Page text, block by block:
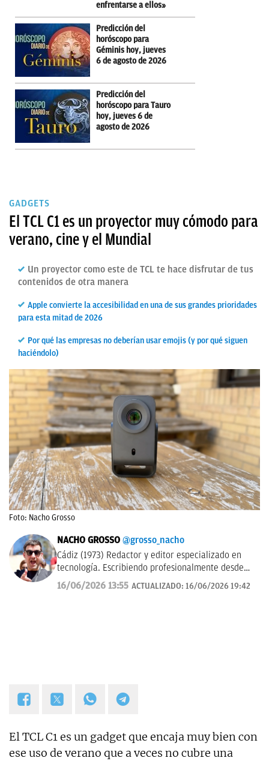
enfrentarse a ellos»
Predicción del
horóscopo para
Géminis hoy, jueves
6 de agosto de 2026
Predicción del
horóscopo para Tauro
hoy, jueves 6 de
agosto de 2026
GADGETS
El TCL C1 es un proyector muy cómodo para
verano, cine y el Mundial
Un proyector como este de TCL te hace disfrutar de tus
contenidos de otra manera
Apple convierte la accesibilidad en una de sus grandes prioridades
para esta mitad de 2026
Por qué las empresas no deberían usar emojis (y por qué siguen
haciéndolo)
Foto: Nacho Grosso
NACHO GROSSO @grosso_nacho
Cádiz (1973) Redactor y editor especializado en
tecnología. Escribiendo profesionalmente desde
2017 para medios de difusión y blogs en español.
16/06/2026 13:55 ACTUALIZADO: 16/06/2026 19:42
El TCL C1 es un gadget que encaja muy bien con
ese uso de verano que a veces no cubre una